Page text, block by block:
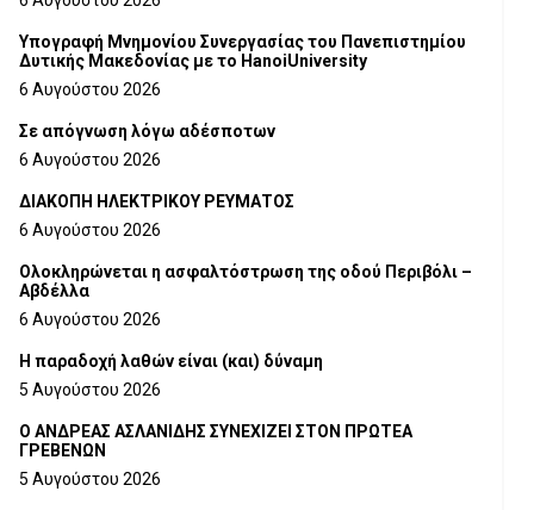
Υπογραφή Μνημονίου Συνεργασίας του Πανεπιστημίου
Δυτικής Μακεδονίας με το HanoiUniversity
6 Αυγούστου 2026
Σε απόγνωση λόγω αδέσποτων
6 Αυγούστου 2026
ΔΙΑΚΟΠΗ ΗΛΕΚΤΡΙΚΟΥ ΡΕΥΜΑΤΟΣ
6 Αυγούστου 2026
Ολοκληρώνεται η ασφαλτόστρωση της οδού Περιβόλι –
Αβδέλλα
6 Αυγούστου 2026
H παραδοχή λαθών είναι (και) δύναμη
5 Αυγούστου 2026
Ο ΑΝΔΡΕΑΣ ΑΣΛΑΝΙΔΗΣ ΣΥΝΕΧΙΖΕΙ ΣΤΟΝ ΠΡΩΤΕΑ
ΓΡΕΒΕΝΩΝ
5 Αυγούστου 2026